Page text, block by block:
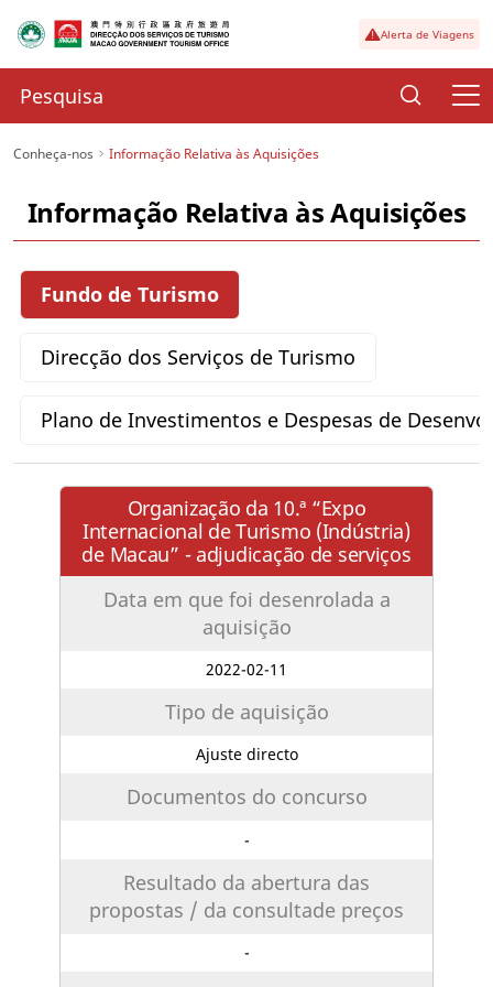
Alerta de Viagens
Conheça-nos Informação Relativa às Aquisições
Informação Relativa às Aquisições
Fundo de Turismo
Direcção dos Serviços de Turismo
Plano de Investimentos e Despesas de
Organização da 10.ª “Expo
Internacional de Turismo (Indústria)
de Macau” - adjudicação de serviços
Data em que foi desenrolada a
aquisição
2022-02-11
Tipo de aquisição
Ajuste directo
Documentos do concurso
-
Resultado da abertura das
propostas / da consultade preços
-